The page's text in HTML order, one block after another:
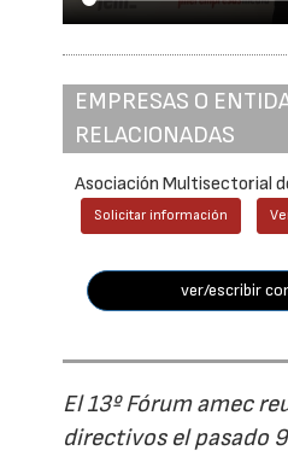
EMPRESAS O
RELACIONADAS
Asociación Multisectorial
Solicitar información
ver/escribir
El 13º Fórum amec
directivos el pasado